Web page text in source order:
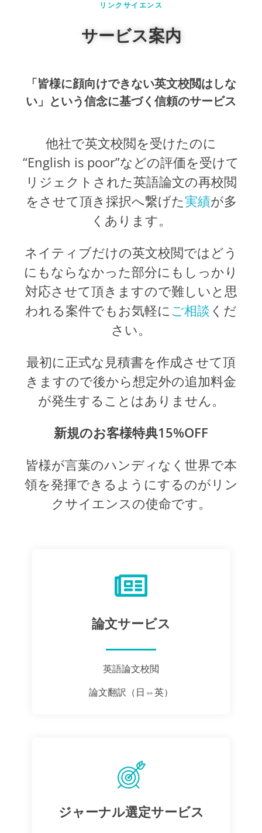
で相談できる
リンクサイエンス
サービス案内
「皆様に顔向けできない英文校閲はしな
い」という信念に基づく信頼のサービス
他社で英文校閲を受けたのに
“English is poor”などの評価を受けて
リジェクトされた英語論文の再校閲
をさせて頂き採択へ繋げた実績が多
くあります。
ネイティブだけの英文校閲ではどう
にもならなかった部分にもしっかり
対応させて頂きますので難しいと思
われる案件でもお気軽にご相談 くだ
さい。
最初に正式な見積書を作成させて頂
きますので後から想定外の追加料金
が発生することはありません。
新規のお客様特典15%OFF
皆様が言葉のハンディなく世界で本
領を発揮できるようにするのがリン
クサイエンスの使命です。
論文サービス
英語論文校閲
論文翻訳（日⇔英）
ジャーナル選定サービス